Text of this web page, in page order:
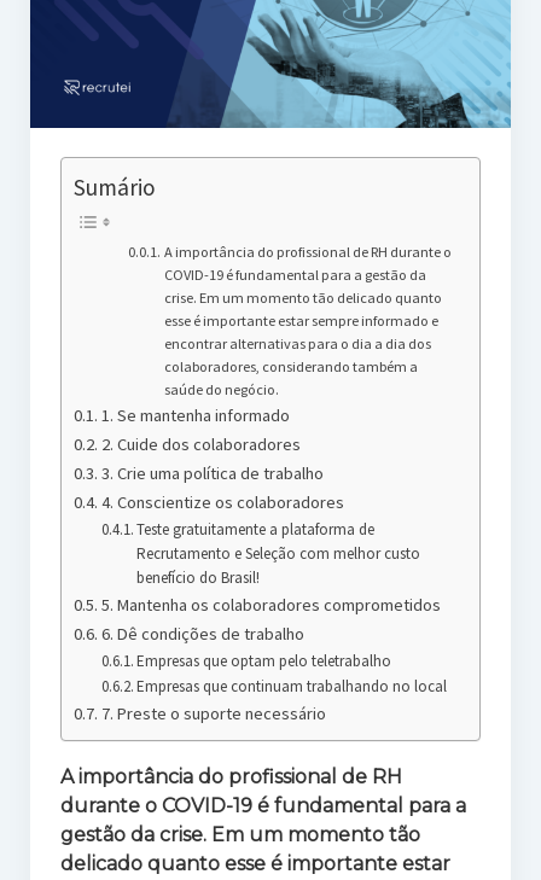
Sumário
A importância do profissional de RH durante o
COVID-19 é fundamental para a gestão da
crise. Em um momento tão delicado quanto
esse é importante estar sempre informado e
encontrar alternativas para o dia a dia dos
colaboradores, considerando também a
saúde do negócio.
1. Se mantenha informado
2. Cuide dos colaboradores
3. Crie uma política de trabalho
4. Conscientize os colaboradores
Teste gratuitamente a plataforma de
Recrutamento e Seleção com melhor custo
benefício do Brasil!
5. Mantenha os colaboradores comprometidos
6. Dê condições de trabalho
Empresas que optam pelo teletrabalho
Empresas que continuam trabalhando no local
7. Preste o suporte necessário
A importância do profissional de RH
durante o COVID-19 é fundamental para a
gestão da crise. Em um momento tão
delicado quanto esse é importante estar